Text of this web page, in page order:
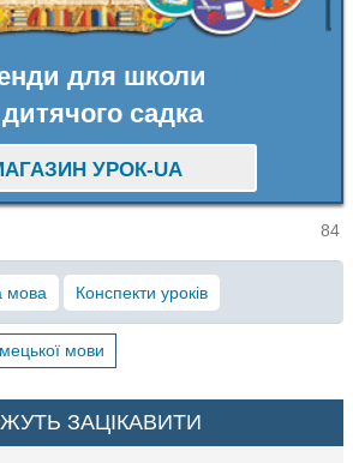
для школи
садка
УРОК-UA
84
мова Конспекти уроків
мови
ЗАЦІКАВИТИ